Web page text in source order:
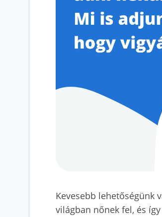
Kevesebb lehetőségünk
világban nőnek fel, és